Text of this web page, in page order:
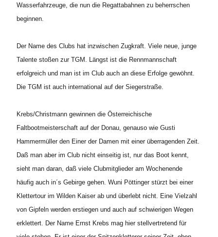
Wasserfahrzeuge, die nun die Regattabahnen zu beherrschen
beginnen.
Der Name des Clubs hat inzwischen Zugkraft. Viele neue, junge
Talente stoßen zur TGM. Längst ist die Rennmannschaft
erfolgreich und man ist im Club auch an diese Erfolge gewöhnt.
Die TGM ist auch international auf der Siegerstraße.
Krebs/Christmann gewinnen die Österreichische
Faltbootmeisterschaft auf der Donau, genauso wie Gusti
Hammermüller den Einer der Damen mit einer überragenden Zeit.
Daß man aber im Club nicht einseitig ist, nur das Boot kennt,
sieht man daran, daß viele Clubmitglieder am Wochenende
häufig auch in´s Gebirge gehen. Wuni Pöttinger stürzt bei einer
Klettertour im Wilden Kaiser ab und überlebt nicht. Eine Vielzahl
von Gipfeln werden erstiegen und auch auf schwierigen Wegen
erklettert. Der Name Ernst Krebs mag hier stellvertretend für